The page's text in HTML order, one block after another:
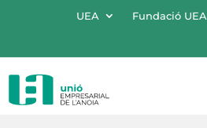
UEA Fundació UEA